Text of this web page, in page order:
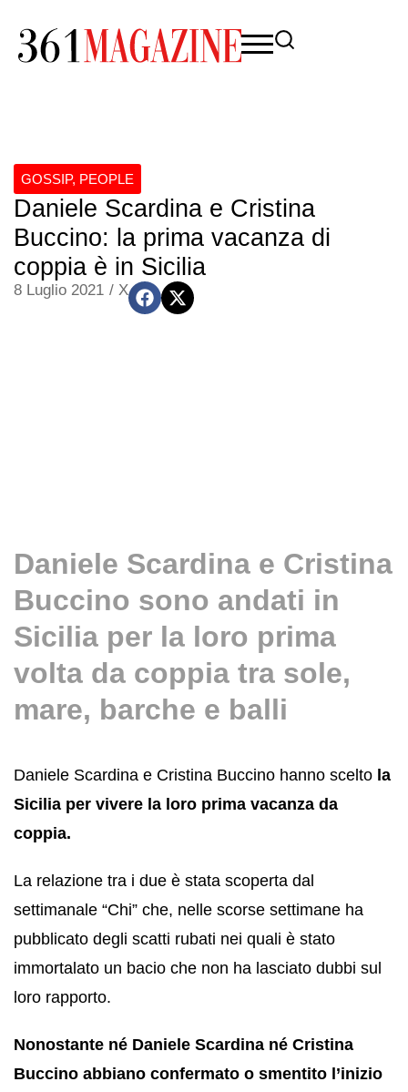
GOSSIP, PEOPLE
Daniele Scardina e Cristina
Buccino: la prima vacanza di
coppia è in Sicilia
8 Luglio 2021 / X
Daniele Scardina e Cristina
Buccino sono andati in
Sicilia per la loro prima
volta da coppia tra sole,
mare, barche e balli
Daniele Scardina e Cristina Buccino hanno scelto la
Sicilia per vivere la loro prima vacanza da
coppia.
La relazione tra i due è stata scoperta dal
settimanale “Chi” che, nelle scorse settimane ha
pubblicato degli scatti rubati nei quali è stato
immortalato un bacio che non ha lasciato dubbi sul
loro rapporto.
Nonostante né Daniele Scardina né Cristina
Buccino abbiano confermato o smentito l’inizio